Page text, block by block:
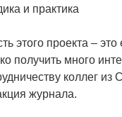
и практика
этого проекта – это
получить много
коллег из
журнала.